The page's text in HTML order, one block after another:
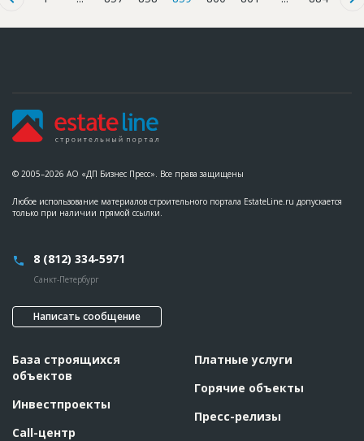
© 2005–2026 АО «ДП Бизнес Пресс». Все права защищены
Любое использование материалов строительного портала EstateLine.ru допускается
только при наличии прямой ссылки.
8 (812) 334-5971
Санкт-Петербург
Написать сообщение
База строящихся
объектов
Инвестпроекты
Call-центр
Платные услуги
Горячие объекты
Пресс-релизы